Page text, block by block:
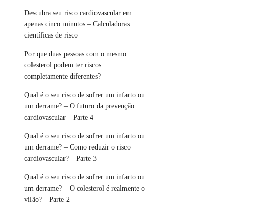
Descubra seu risco cardiovascular em
apenas cinco minutos – Calculadoras
científicas de risco
Por que duas pessoas com o mesmo
colesterol podem ter riscos
completamente diferentes?
Qual é o seu risco de sofrer um infarto ou
um derrame? – O futuro da prevenção
cardiovascular – Parte 4
Qual é o seu risco de sofrer um infarto ou
um derrame? – Como reduzir o risco
cardiovascular? – Parte 3
Qual é o seu risco de sofrer um infarto ou
um derrame? – O colesterol é realmente o
vilão? – Parte 2